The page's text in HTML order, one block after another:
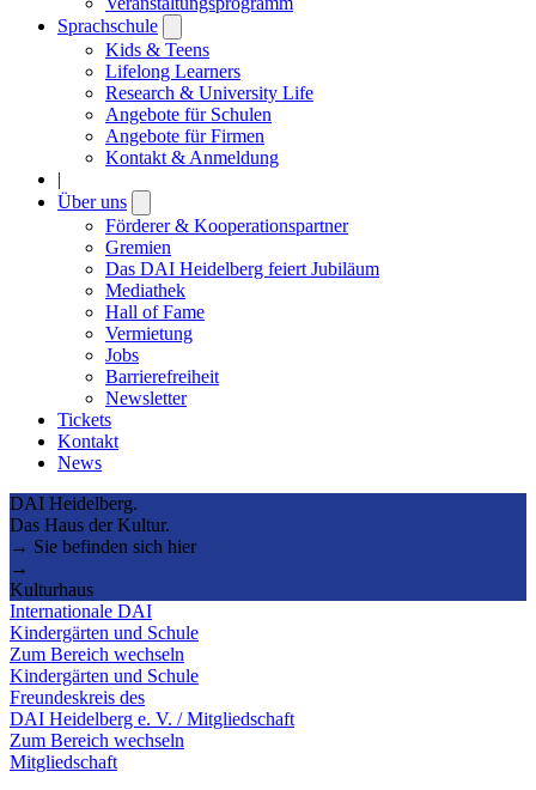
Sprachschule
submenu
Kids & Teens
Lifelong Learners
Research & University Life
Angebote für Schulen
Angebote für Firmen
Kontakt & Anmeldung
|
Über uns
submenu
Förderer & Kooperationspartner
Gremien
Das DAI Heidelberg feiert Jubiläum
Mediathek
Hall of Fame
Vermietung
Jobs
Barrierefreiheit
Newsletter
Tickets
Kontakt
News
DAI Heidelberg.
Das Haus der Kultur.
→ Sie befinden sich hier
→
Kulturhaus
Internationale DAI
Kindergärten und Schule
Zum Bereich wechseln
Kindergärten und Schule
Freundeskreis des
DAI Heidelberg e. V. / Mitgliedschaft
Zum Bereich wechseln
Mitgliedschaft